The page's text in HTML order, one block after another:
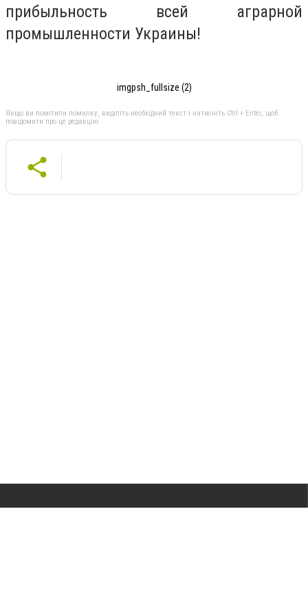
прибыльность всей аграрной
промышленности Украины!
imgpsh_fullsize (2)
Якщо ви помітили помилку, виділіть необхідний текст і натисніть Ctrl + Enter, щоб
повідомити про це редакцію